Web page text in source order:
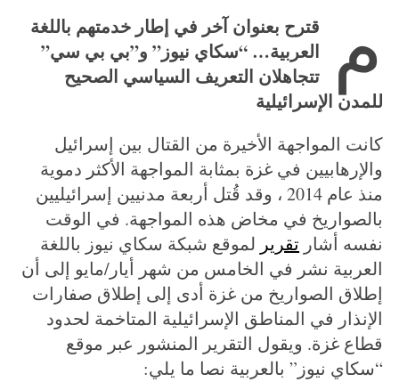
م
قترح بعنوان آخر في إطار خدمتهم باللغة
العربية… “سكاي نيوز” و”بي بي سي”
تتجاهلان التعريف السياسي الصحيح
للمدن الإسرائيلية
كانت المواجهة الأخيرة من القتال بين إسرائيل
والإرهابيين في غزة بمثابة المواجهة الأكثر دموية
منذ عام 2014 ، وقد قُتل أربعة مدنيين إسرائيليين
بالصواريخ في مخاض هذه المواجهة. في الوقت
نفسه أشار تقرير لموقع شبكة سكاي نيوز باللغة
العربية نشر في الخامس من شهر أيار/مايو إلى أن
إطلاق الصواريخ من غزة أدى إلى إطلاق صفارات
الإنذار في المناطق الإسرائيلية المتاخمة لحدود
قطاع غزة. ويقول التقرير المنشور عبر موقع
“سكاي نيوز” بالعربية نصا ما يلي: